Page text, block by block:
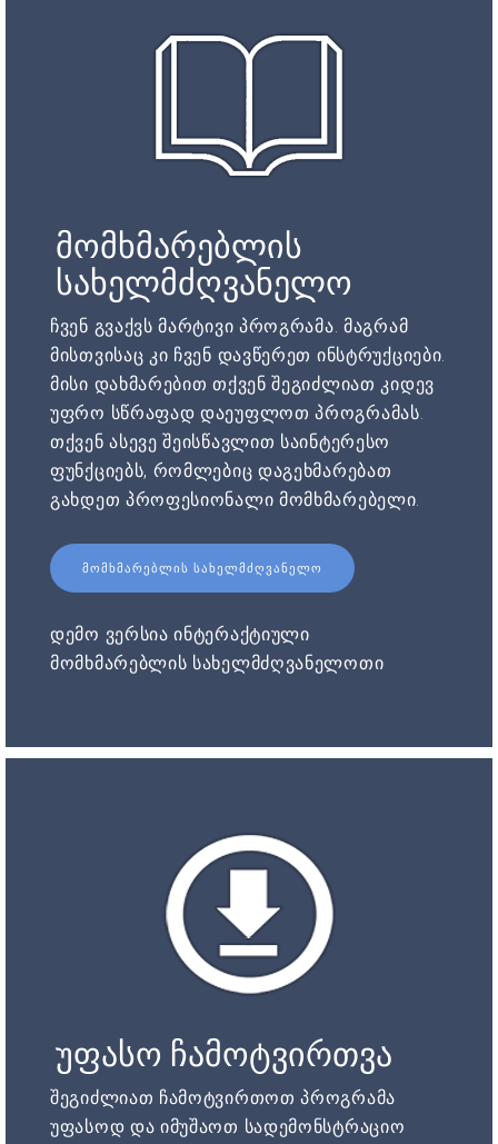
მომხმარებლის
სახელმძღვანელო
ჩვენ გვაქვს მარტივი პროგრამა. მაგრამ
მისთვისაც კი ჩვენ დავწერეთ ინსტრუქციები.
მისი დახმარებით თქვენ შეგიძლიათ კიდევ
უფრო სწრაფად დაეუფლოთ პროგრამას.
თქვენ ასევე შეისწავლით საინტერესო
ფუნქციებს, რომლებიც დაგეხმარებათ
გახდეთ პროფესიონალი მომხმარებელი.
ᲛᲝᲛᲮᲛᲐᲠᲔᲑᲚᲘᲡ ᲡᲐᲮᲔᲚᲛᲫᲦᲕᲐᲜᲔᲚᲝ
დემო ვერსია ინტერაქტიული
მომხმარებლის სახელმძღვანელოთი
უფასო ჩამოტვირთვა
შეგიძლიათ ჩამოტვირთოთ პროგრამა
უფასოდ და იმუშაოთ სადემონსტრაციო